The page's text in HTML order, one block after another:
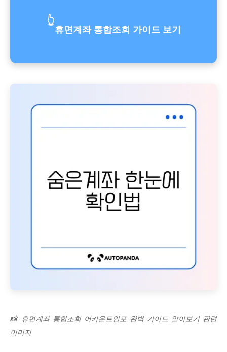
👆
휴면계좌 통합조회 가이드 보기
📸 휴면계좌 통합조회 어카운트인포 완벽 가이드 알아보기 관련
이미지